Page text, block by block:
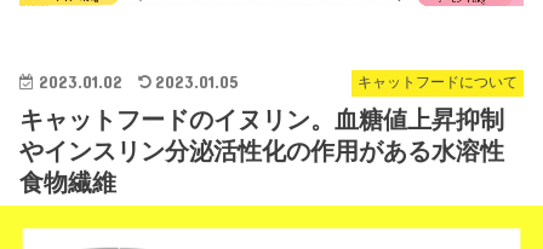
キャットフードについて
2023.01.02 2023.01.05
キャットフードのイヌリン。血糖値上昇抑制
やインスリン分泌活性化の作用がある水溶性
食物繊維